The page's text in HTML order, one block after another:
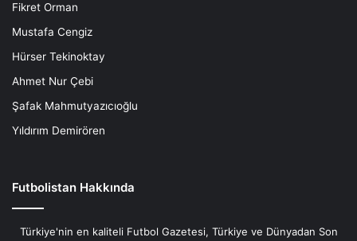
Fikret Orman
Mustafa Cengiz
Hürser Tekinoktay
Ahmet Nur Çebi
Şafak Mahmutyazıcıoğlu
Yıldırım Demirören
Futbolistan Hakkında
Türkiye'nin en kaliteli Futbol Gazetesi, Türkiye ve Dünyadan Son